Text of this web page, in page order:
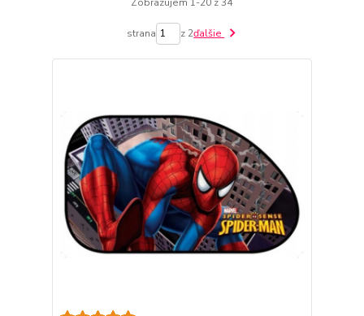
strana z 2ďalšie